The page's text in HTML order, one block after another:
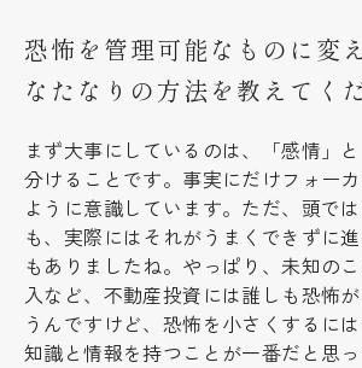
恐怖を管理可能なものに変
なたなりの方法を教えてく
まず大事にしているのは、「感情」
分けることです。事実にだけフォー
ように意識しています。ただ、頭で
も、実際にはそれがうまくできずに
もありましたね。やっぱり、未知の
入など、不動産投資には誰しも恐怖
うんですけど、恐怖を小さくするに
知識と情報を持つことが一番だと思っ